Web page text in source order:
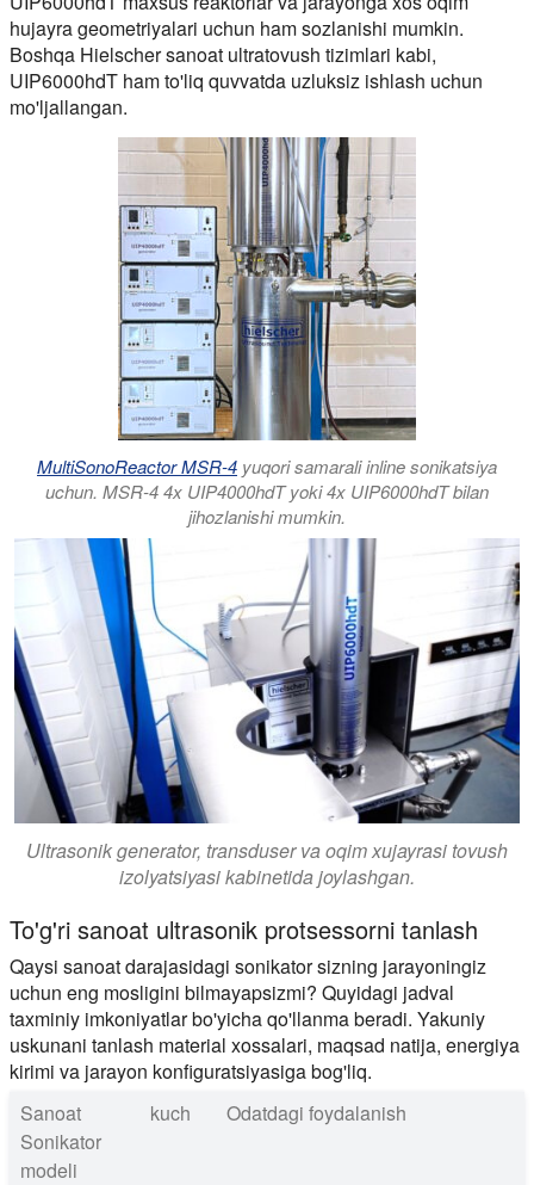
hujayra geometriyalari uchun ham sozlanishi mumkin.
Boshqa Hielscher sanoat ultratovush tizimlari kabi,
UIP6000hdT ham to'liq quvvatda uzluksiz ishlash uchun
mo'ljallangan.
MultiSonoReactor MSR-4 yuqori samarali inline sonikatsiya
uchun. MSR-4 4x UIP4000hdT yoki 4x UIP6000hdT bilan
jihozlanishi mumkin.
Ultrasonik generator, transduser va oqim xujayrasi tovush
izolyatsiyasi kabinetida joylashgan.
To'g'ri sanoat ultrasonik protsessorni tanlash
Qaysi sanoat darajasidagi sonikator sizning jarayoningiz
uchun eng mosligini bilmayapsizmi? Quyidagi jadval
taxminiy imkoniyatlar bo'yicha qo'llanma beradi. Yakuniy
uskunani tanlash material xossalari, maqsad natija, energiya
kirimi va jarayon konfiguratsiyasiga bog'liq.
Sanoat
Sonikator
modeli
kuch Odatdagi foydalanish